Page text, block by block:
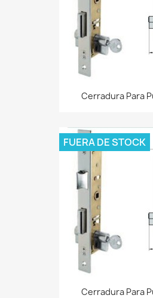
Cerradura Para
Cerradura Para
FUERA DE STOCK